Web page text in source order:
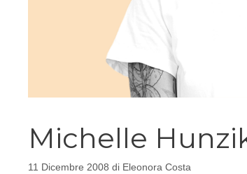
Michelle
11 Dicembre 2008 di Eleonora Costa